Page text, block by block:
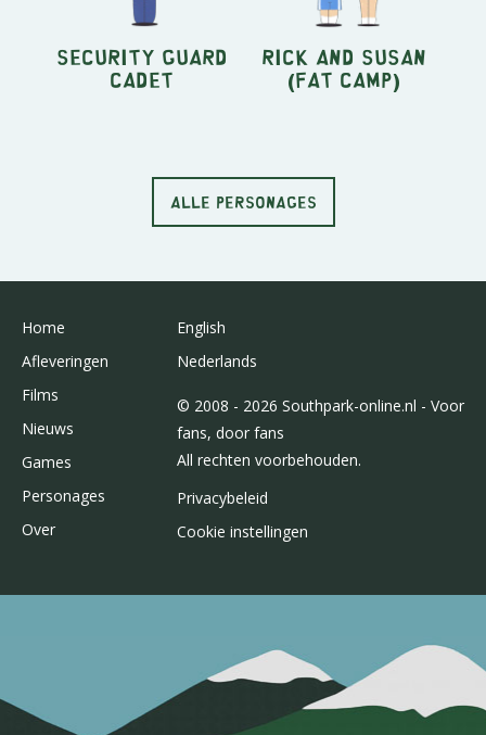
Security Guard
Cadet
Rick and Susan
(Fat Camp)
ALLE PERSONAGES
Home
Afleveringen
Films
Nieuws
Games
Personages
Over
English
Nederlands
© 2008 - 2026 Southpark-online.nl - Voor
fans, door fans
All rechten voorbehouden.
Privacybeleid
Cookie instellingen